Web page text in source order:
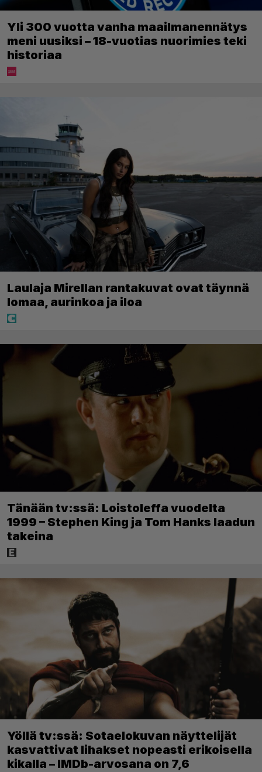
Yli 300 vuotta vanha maailmanennätys
meni uusiksi – 18-vuotias nuorimies teki
historiaa
Laulaja Mirellan rantakuvat ovat täynnä
lomaa, aurinkoa ja iloa
Tänään tv:ssä: Loistoleffa vuodelta
1999 – Stephen King ja Tom Hanks laadun
takeina
Yöllä tv:ssä: Sotaelokuvan näyttelijät
kasvattivat lihakset nopeasti erikoisella
kikalla – IMDb-arvosana on 7,6